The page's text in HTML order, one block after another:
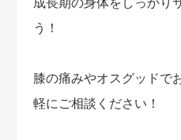
成長期の身体をしっかり
う！
膝の痛みやオスグッドで
軽にご相談ください！